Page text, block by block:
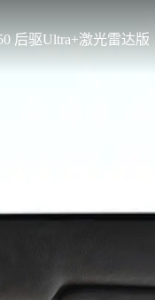
后驱Ultra+激光雷达版